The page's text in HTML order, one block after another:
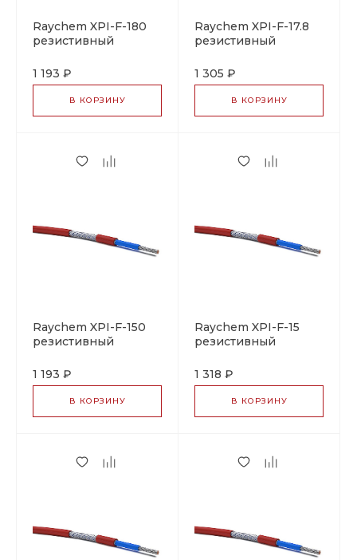
Raychem XPI-F-180
резистивный
1 193 ₽
В КОРЗИНУ
Raychem XPI-F-17.8
резистивный
1 305 ₽
В КОРЗИНУ
Raychem XPI-F-150
резистивный
1 193 ₽
В КОРЗИНУ
Raychem XPI-F-15
резистивный
1 318 ₽
В КОРЗИНУ